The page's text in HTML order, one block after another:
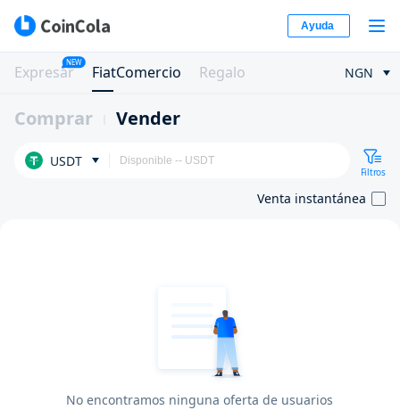
Ayuda
Expresar
NEW
FiatComercio Regalo NGN
Comprar Vender
USDT
Filtros
Venta instantánea
No encontramos ninguna oferta de usuarios